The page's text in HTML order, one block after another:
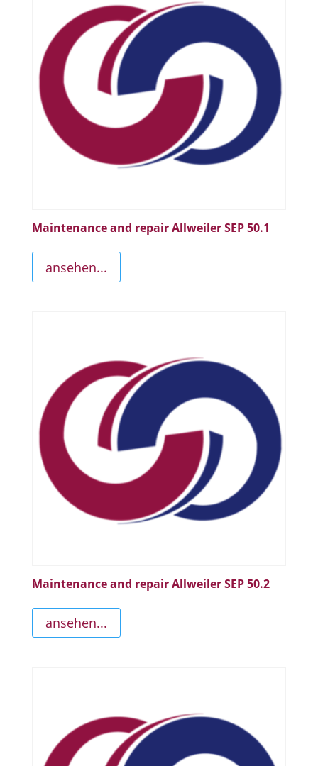
Maintenance and repair Allweiler SEP 50.1
ansehen...
Maintenance and repair Allweiler SEP 50.2
ansehen...